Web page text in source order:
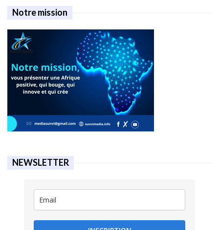
Notre mission
NEWSLETTER